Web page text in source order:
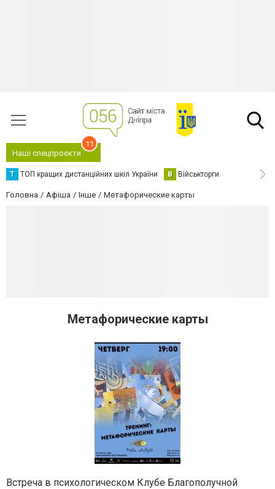
Наші спецпроєкти
11
Т ТОП кращих дистанційних шкіл України В Військторги
Головна Афіша Інше Метафорические карты
Метафорические карты
Встреча в психологическом Клубе Благополучной